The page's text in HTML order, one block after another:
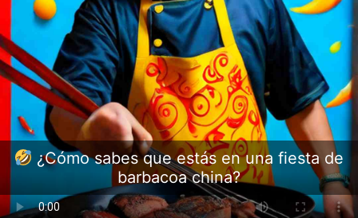
¿Cómo sabes que estás en una fiesta de
barbacoa china?